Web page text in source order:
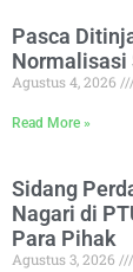
Pasca
Normalisasi
Agustus 4, 2026
Read More »
Sidang
Nagari di
Para Pihak
Agustus 3, 2026